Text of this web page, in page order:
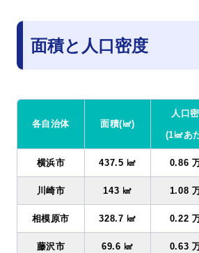
面積と人口密度
各自治体 面積(㎢)
人口
(1㎢あ
横浜市 437.5 ㎢ 0.86
川崎市 143 ㎢ 1.08
相模原市 328.7 ㎢ 0.22
藤沢市 69.6 ㎢ 0.63